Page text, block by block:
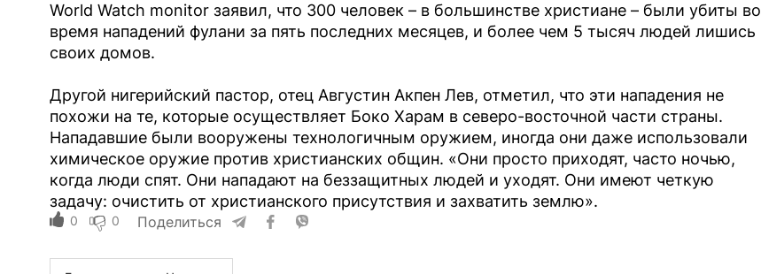
World Watch monitor заявил, что 300 человек – в большинстве христиане – были убиты во
время нападений фулани за пять последних месяцев, и более чем 5 тысяч людей лишись
своих домов.
Другой нигерийский пастор, отец Августин Акпен Лев, отметил, что эти нападения не
похожи на те, которые осуществляет Боко Харам в северо-восточной части страны.
Нападавшие были вооружены технологичным оружием, иногда они даже использовали
химическое оружие против христианских общин. «Они просто приходят, часто ночью,
когда люди спят. Они нападают на беззащитных людей и уходят. Они имеют четкую
задачу: очистить от христианского присутствия и захватить землю».
0 0 Поделиться